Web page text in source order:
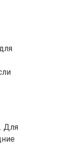
Для